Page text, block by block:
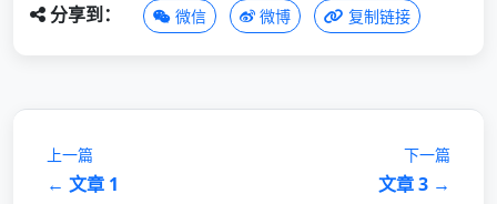
分享到： 微信 微博 复制链接
上一篇
← 文章 1
下一篇
文章 3 →